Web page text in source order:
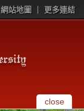
網站地圖 更多連結
close